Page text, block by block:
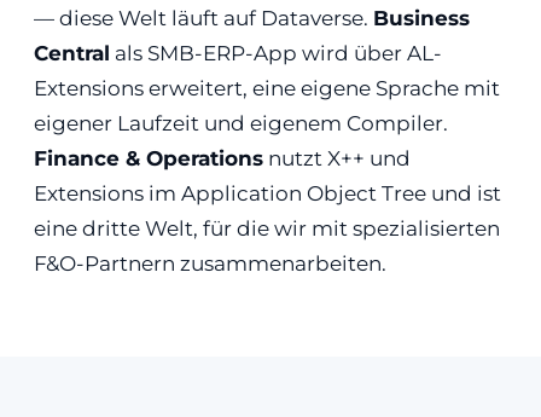
— diese Welt läuft auf Dataverse. Business
Central als SMB-ERP-App wird über AL-
Extensions erweitert, eine eigene Sprache mit
eigener Laufzeit und eigenem Compiler.
Finance & Operations nutzt X++ und
Extensions im Application Object Tree und ist
eine dritte Welt, für die wir mit spezialisierten
F&O-Partnern zusammenarbeiten.